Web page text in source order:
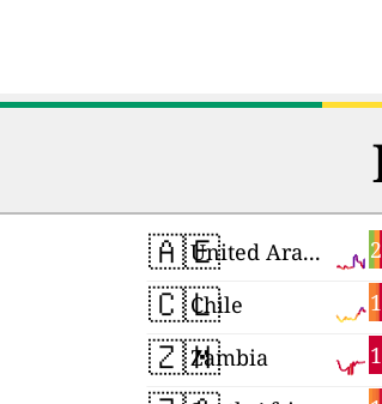
🇦🇪 United Arab Emirates
🇨🇱
Chile
🇿🇲Zambia